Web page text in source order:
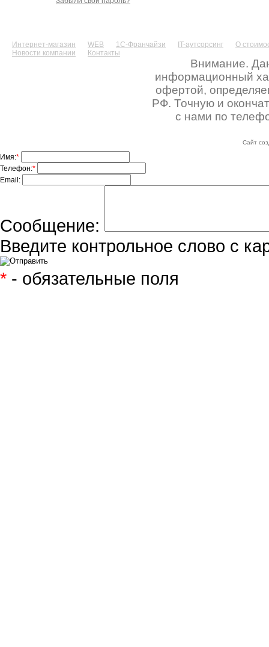
Интернет-магазин WEB 1С-Франчайзи IT-аутсорсинг
О
Новости компании
Контакты
Внимание.
информационный
офертой,
РФ. Точную и
с нами по
Сайт
Имя:*
Телефон:*
Email:
Сообщение:
Введите контрольное слово с
* - обязательные поля